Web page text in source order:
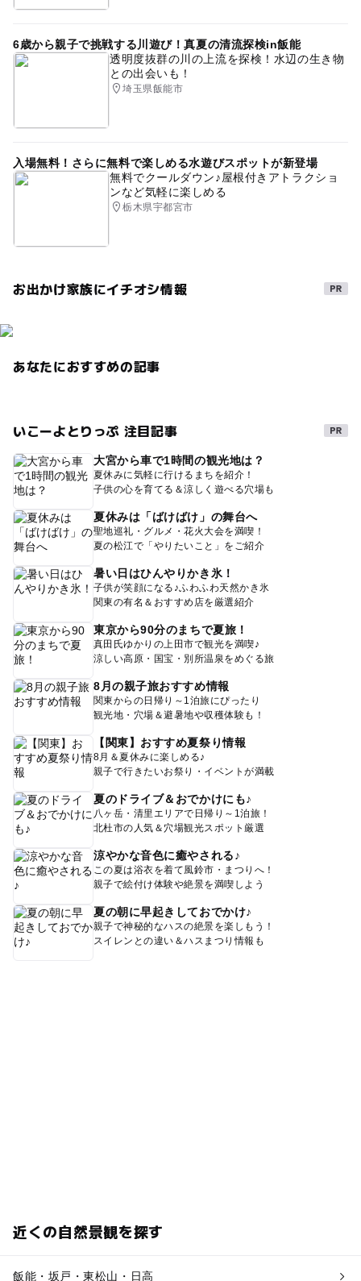
6歳から親子で挑戦する川遊び！真夏の清流探検in飯能
透明度抜群の川の上流を探検！水辺の生き物
との出会いも！
埼玉県飯能市
入場無料！さらに無料で楽しめる水遊びスポットが新登場
無料でクールダウン♪屋根付きアトラクショ
ンなど気軽に楽しめる
栃木県宇都宮市
お出かけ家族にイチオシ情報
あなたにおすすめの記事
いこーよとりっぷ 注目記事
大宮から車で1時間の観光地は？
夏休みに気軽に行けるまちを紹介！
子供の心を育てる＆涼しく遊べる穴場も
夏休みは「ばけばけ」の舞台へ
聖地巡礼・グルメ・花火大会を満喫！
夏の松江で「やりたいこと」をご紹介
暑い日はひんやりかき氷！
子供が笑顔になる♪ふわふわ天然かき氷
関東の有名＆おすすめ店を厳選紹介
東京から90分のまちで夏旅！
真田氏ゆかりの上田市で観光を満喫♪
涼しい高原・国宝・別所温泉をめぐる旅
8月の親子旅おすすめ情報
関東からの日帰り～1泊旅にぴったり
観光地・穴場＆避暑地や収穫体験も！
【関東】おすすめ夏祭り情報
8月＆夏休みに楽しめる♪
親子で行きたいお祭り・イベントが満載
夏のドライブ＆おでかけにも♪
八ヶ岳・清里エリアで日帰り～1泊旅！
北杜市の人気＆穴場観光スポット厳選
涼やかな音色に癒やされる♪
この夏は浴衣を着て風鈴市・まつりへ！
親子で絵付け体験や絶景を満喫しよう
夏の朝に早起きしておでかけ♪
親子で神秘的なハスの絶景を楽しもう！
スイレンとの違い＆ハスまつり情報も
近くの自然景観を探す
飯能・坂戸・東松山・日高